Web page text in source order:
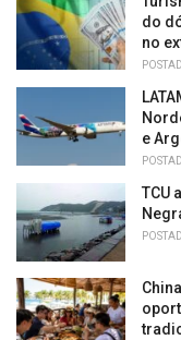
do
no
e
TCU